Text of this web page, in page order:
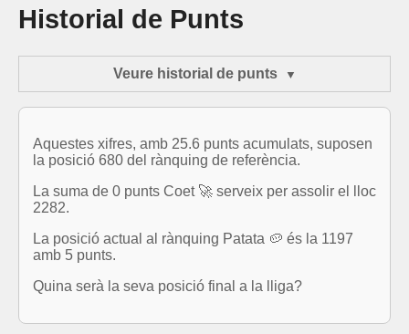
Historial de Punts
Veure historial de punts
Aquestes xifres, amb 25.6 punts acumulats, suposen
la posició 680 del rànquing de referència.
La suma de 0 punts Coet 🚀 serveix per assolir el lloc
2282.
La posició actual al rànquing Patata 🥔 és la 1197
amb 5 punts.
Quina serà la seva posició final a la lliga?